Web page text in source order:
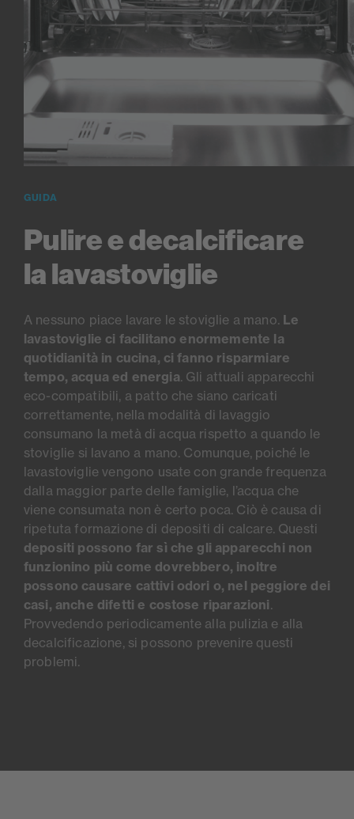
GUIDA
Pulire e decalcificare
la lavastoviglie
A nessuno piace lavare le stoviglie a mano. Le
lavastoviglie ci facilitano enormemente la
quotidianità in cucina, ci fanno risparmiare
tempo, acqua ed energia. Gli attuali apparecchi
eco-compatibili, a patto che siano caricati
correttamente, nella modalità di lavaggio
consumano la metà di acqua rispetto a quando le
stoviglie si lavano a mano. Comunque, poiché le
lavastoviglie vengono usate con grande frequenza
dalla maggior parte delle famiglie, l’acqua che
viene consumata non è certo poca. Ciò è causa di
ripetuta formazione di depositi di calcare. Questi
depositi possono far sì che gli apparecchi non
funzionino più come dovrebbero, inoltre
possono causare cattivi odori o, nel peggiore dei
casi, anche difetti e costose riparazioni.
Provvedendo periodicamente alla pulizia e alla
decalcificazione, si possono prevenire questi
problemi.